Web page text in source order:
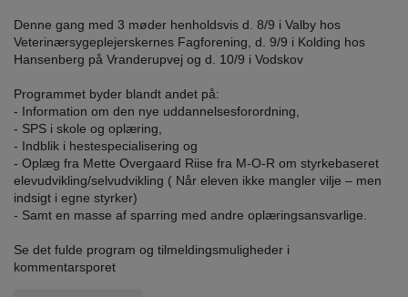
Denne gang med 3 møder henholdsvis d. 8/9 i Valby hos
Veterinærsygeplejerskernes Fagforening, d. 9/9 i Kolding hos
Hansenberg på Vranderupvej og d. 10/9 i Vodskov
Programmet byder blandt andet på:
- Information om den nye uddannelsesforordning,
- SPS i skole og oplæring,
- Indblik i hestespecialisering og
- Oplæg fra Mette Overgaard Riise fra M-O-R om styrkebaseret
elevudvikling/selvudvikling ( Når eleven ikke mangler vilje – men
indsigt i egne styrker)
- Samt en masse af sparring med andre oplæringsansvarlige.
Se det fulde program og tilmeldingsmuligheder i
kommentarsporet